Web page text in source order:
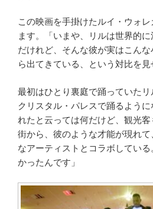
この映画を手掛けたルイ・ウォ
ます。「いまや、リルは世界的
だけれど、そんな彼が実はこん
ら出てきている、という対比を見
最初はひとり裏庭で踊っていた
クリスタル・パレスで踊るよう
れたと云っては何だけど、観光
街から、彼のような才能が現れ
なアーティストとコラボしてい
かったんです」